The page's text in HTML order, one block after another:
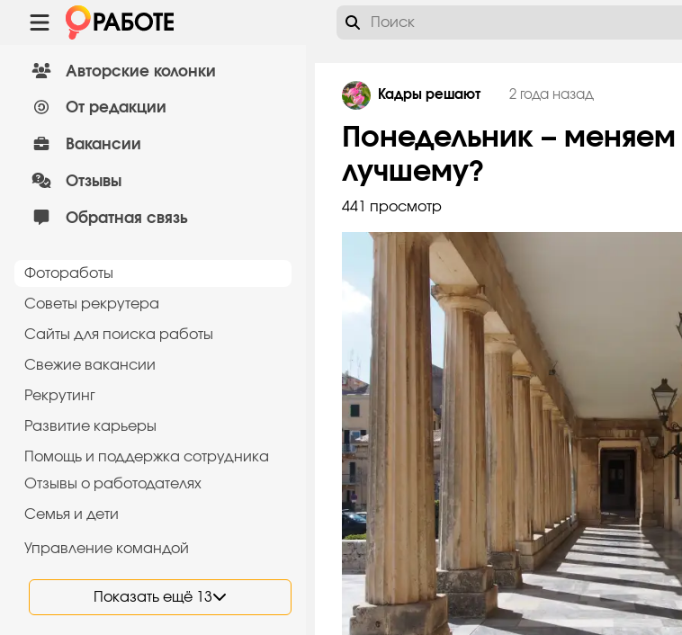
Авторские колонки
От редакции
Вакансии
Отзывы
Обратная связь
Фотоработы
Советы рекрутера
Сайты для поиска работы
Cвежие вакансии
Рекрутинг
Развитие карьеры
Помощь и поддержка сотрудника
Отзывы о работодателях
Семья и дети
Управление командой
Показать ещё 13
Кадры решают 2 года назад
Понедельник – меняем
лучшему?
441 просмотр